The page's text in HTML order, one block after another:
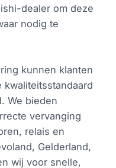
dealer om deze
nodig te
kunnen klanten
We bieden
vervanging
relais en
Gelderland,
wij voor snelle,